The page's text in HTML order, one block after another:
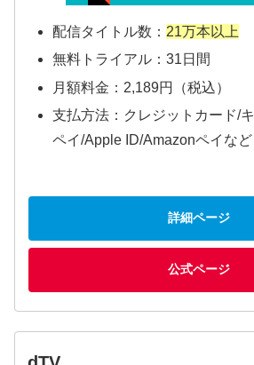
配信タイトル数： 21万本以上
無料トライアル：31日間
月額料金：2,189円（税込）
支払方法：クレジットカード/
ペイ/Apple ID/Amazonペイなど
詳細ページ
公式ページ